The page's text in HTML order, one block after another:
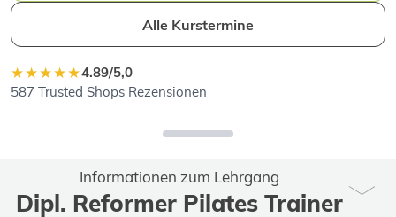
Alle Kurstermine
★★★★★4.89/5,0
587 Trusted Shops Rezensionen
Informationen zum Lehrgang
Dipl. Reformer Pilates Trainer